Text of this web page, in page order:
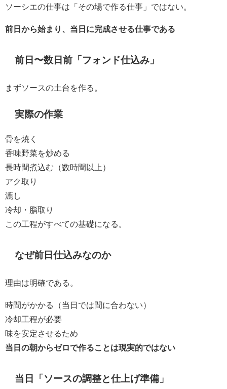
ソーシエの仕事は「その場で作る仕事」ではない。
前日から始まり、当日に完成させる仕事である
前日〜数日前「フォンド仕込み」
まずソースの土台を作る。
実際の作業
骨を焼く
香味野菜を炒める
長時間煮込む（数時間以上）
アク取り
漉し
冷却・脂取り
この工程がすべての基礎になる。
なぜ前日仕込みなのか
理由は明確である。
時間がかかる（当日では間に合わない）
冷却工程が必要
味を安定させるため
当日の朝からゼロで作ることは現実的ではない
当日「ソースの調整と仕上げ準備」